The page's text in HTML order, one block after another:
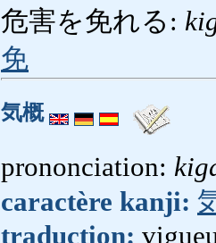
危害を免れる:
免
気概
prononciation:
caractère kanji:
traduction: